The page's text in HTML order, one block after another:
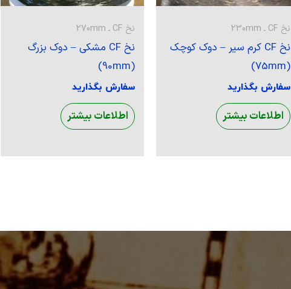
نخ CF ـ 230mm
نخ CF کرم سیر – دوک کوچک
(75mm)
سفارش بگذارید
اطلاعات بیشتر
نخ CF ـ 270mm
نخ CF مشکی – دوک بزرگ
(90mm)
سفارش بگذارید
اطلاعات بیشتر